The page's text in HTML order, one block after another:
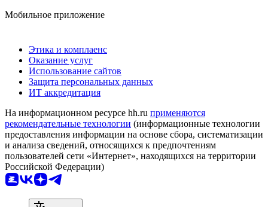
Мобильное приложение
Этика и комплаенс
Оказание услуг
Использование сайтов
Защита персональных данных
ИТ аккредитация
На информационном ресурсе hh.ru применяются
рекомендательные технологии (информационные технологии
предоставления информации на основе сбора, систематизации
и анализа сведений, относящихся к предпочтениям
пользователей сети «Интернет», находящихся на территории
Российской Федерации)